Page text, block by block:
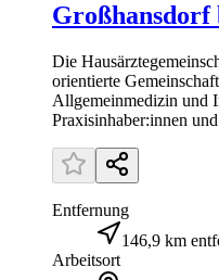
Die
orientierte
Allgemeinmedizin und
Praxisinhaber:innen
Entfernung
146,9 km
Arbeitsort